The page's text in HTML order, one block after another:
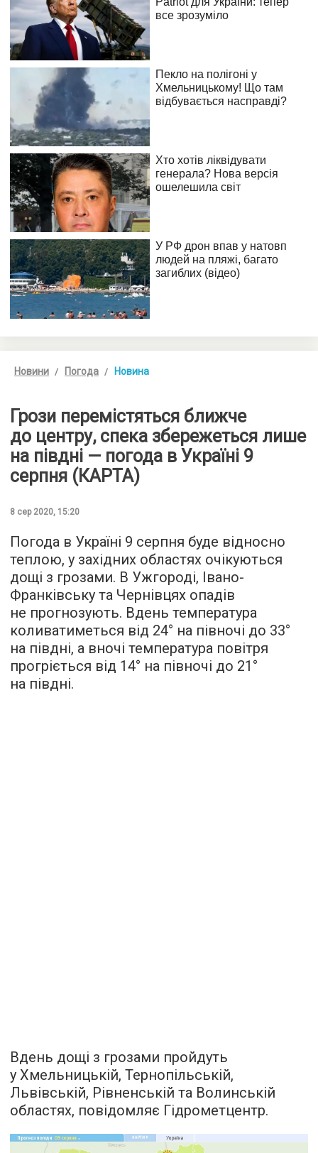
Новини Погода Новина
Грози перемістяться ближче
до центру, спека збережеться лише
на півдні — погода в Україні 9
серпня (КАРТА)
8 сер 2020, 15:20
Погода в Україні 9 серпня буде відносно
теплою, у західних областях очікуються
дощі з грозами. В Ужгороді, Івано-
Франківську та Чернівцях опадів
не прогнозують. Вдень температура
коливатиметься від 24° на півночі до 33°
на півдні, а вночі температура повітря
прогріється від 14° на півночі до 21°
на півдні.
Вдень дощі з грозами пройдуть
у Хмельницькій, Тернопільській,
Львівській, Рівненській та Волинській
областях, повідомляє Гідрометцентр.